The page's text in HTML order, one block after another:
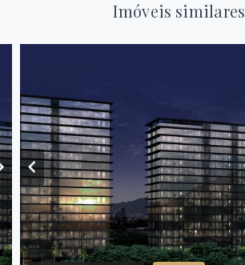
Imóveis similares